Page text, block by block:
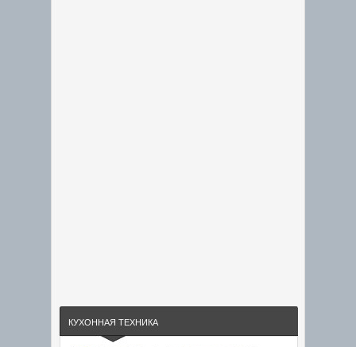
КУХОННАЯ ТЕХНИКА